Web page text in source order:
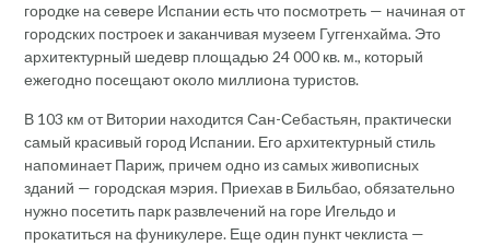
городке на севере Испании есть что посмотреть — начиная от
городских построек и заканчивая музеем Гуггенхайма. Это
архитектурный шедевр площадью 24 000 кв. м., который
ежегодно посещают около миллиона туристов.
В 103 км от Витории находится Сан-Себастьян, практически
самый красивый город Испании. Его архитектурный стиль
напоминает Париж, причем одно из самых живописных
зданий — городская мэрия. Приехав в Бильбао, обязательно
нужно посетить парк развлечений на горе Игельдо и
прокатиться на фуникулере. Еще один пункт чеклиста —